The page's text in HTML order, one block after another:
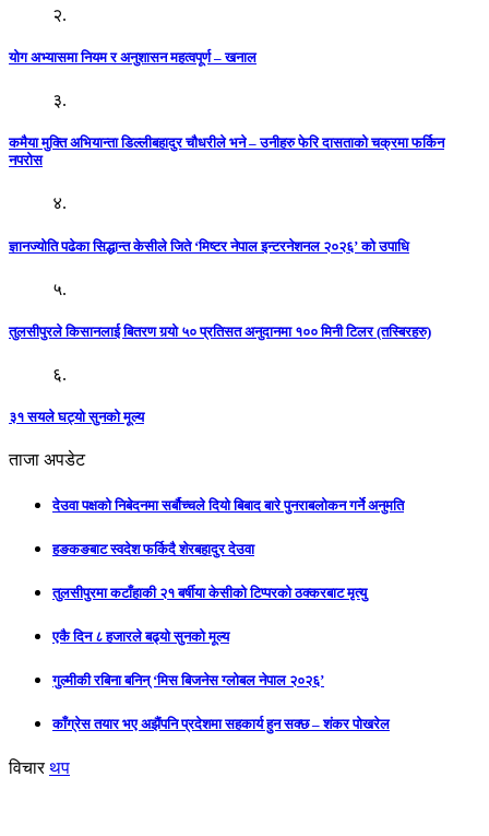
२.
योग अभ्यासमा नियम र अनुशासन महत्वपूर्ण – खनाल
३.
कमैया मुक्ति अभियान्ता डिल्लीबहादुर चौधरीले भने – उनीहरु फेरि दासताको चक्रमा फर्किन
नपरोस
४.
ज्ञानज्योति पढेका सिद्धान्त केसीले जिते ‘मिष्टर नेपाल इन्टरनेशनल २०२६’ को उपाधि
५.
तुलसीपुरले किसानलाई बितरण गर्‍यो ५० प्रतिसत अनुदानमा १०० मिनी टिलर (तस्बिरहरु)
६.
३१ सयले घट्यो सुनको मूल्य
ताजा अपडेट
देउवा पक्षको निबेदनमा सर्बौच्चले दियो बिबाद बारे पुनराबलोकन गर्ने अनुमति
हङकङबाट स्वदेश फर्किदै शेरबहादुर देउवा
तुलसीपुरमा कटाँहाकी २१ बर्षीया केसीको टिप्परको ठक्करबाट मृत्यु
एकै दिन ८ हजारले बढ्यो सुनको मूल्य
गुल्मीकी रबिना बनिन् ‘मिस बिजनेस ग्लोबल नेपाल २०२६’
काँग्रेस तयार भए अझैंपनि प्रदेशमा सहकार्य हुन सक्छ – शंकर पोखरेल
विचार थप